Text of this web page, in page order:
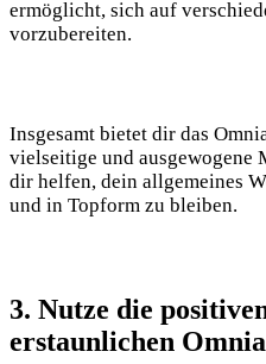
ermöglicht, sich auf
vorzubereiten.
Insgesamt bietet dir das
vielseitige und ausgewogene
dir helfen, dein allgemeines
und in Topform zu bleiben.
3. Nutze die
erstaunlichen